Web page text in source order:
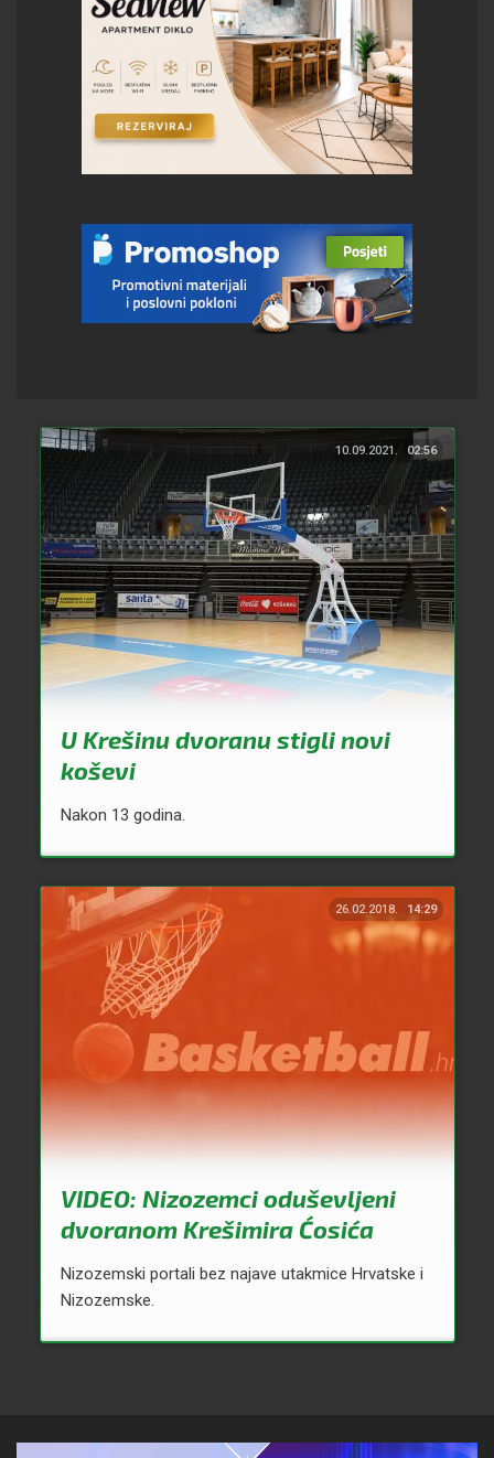
10.09.2021. 02:56
U Krešinu dvoranu stigli novi
koševi
Nakon 13 godina.
26.02.2018. 14:29
VIDEO: Nizozemci oduševljeni
dvoranom Krešimira Ćosića
Nizozemski portali bez najave utakmice Hrvatske i
Nizozemske.